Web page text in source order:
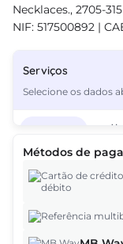
Necklaces., 2705-
NIF: 517500892 |
Serviços
Selecione os dados
Métodos de